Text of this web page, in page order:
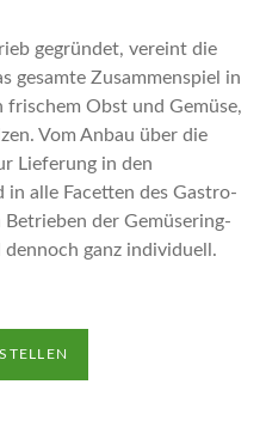
gegründet, vereint die
gesamte Zusammenspiel in
Obst und Gemüse,
Vom Anbau über die
Lieferung in den
in alle Facetten des Gastro-
der Gemüsering-
ganz individuell.